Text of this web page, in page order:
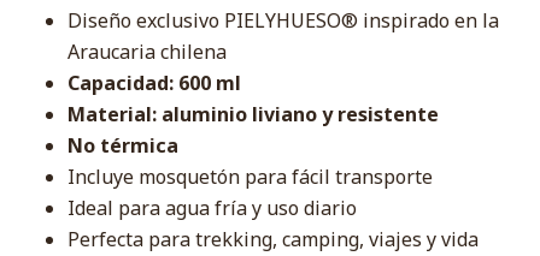
Diseño exclusivo PIELYHUESO® inspirado en la
Araucaria chilena
Capacidad: 600 ml
Material: aluminio liviano y resistente
No térmica
Incluye mosquetón para fácil transporte
Ideal para agua fría y uso diario
Perfecta para trekking, camping, viajes y vida